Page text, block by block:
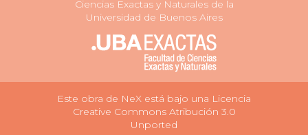
Ciencias Exactas y Naturales de la
Universidad de Buenos Aires
Este obra de NeX está bajo una Licencia
Creative Commons Atribución 3.0
Unported